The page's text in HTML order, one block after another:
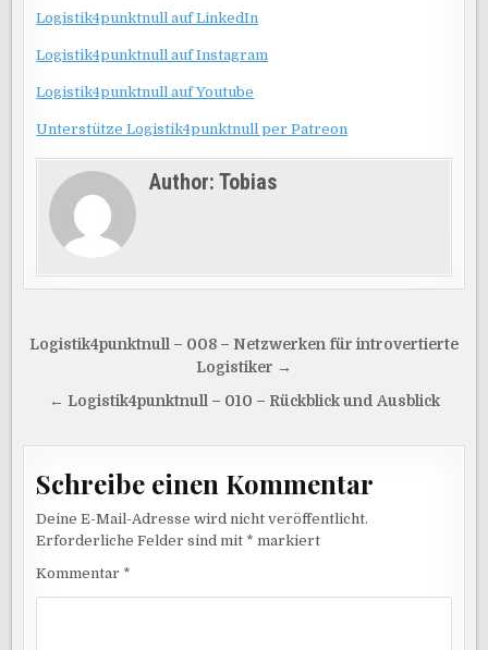
Logistik4punktnull auf LinkedIn
Logistik4punktnull auf Instagram
Logistik4punktnull auf Youtube
Unterstütze Logistik4punktnull per Patreon
Author:Tobias
Beitragsnavigation
Logistik4punktnull – 008 – Netzwerken für introvertierte
Logistiker →
← Logistik4punktnull – 010 – Rückblick und Ausblick
Schreibe einen Kommentar
Deine E-Mail-Adresse wird nicht veröffentlicht.
Erforderliche Felder sind mit * markiert
Kommentar *